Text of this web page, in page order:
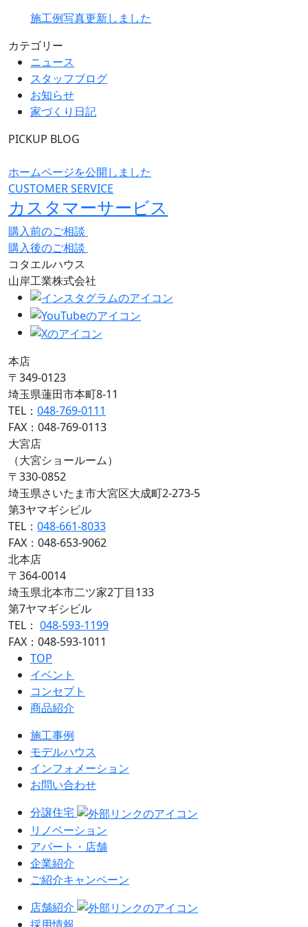
施工例写真更新しました
カテゴリー
ニュース
スタッフブログ
お知らせ
家づくり日記
PICKUP BLOG
ホームページを公開しました
CUSTOMER SERVICE
カスタマーサービス
購入前のご相談
購入後のご相談
コタエルハウス
山岸工業株式会社
本店
〒349-0123
埼玉県蓮田市本町8-11
TEL： 048-769-0111
FAX：048-769-0113
大宮店
（大宮ショールーム）
〒330-0852
埼玉県さいたま市大宮区大成町2-273-5
第3ヤマギシビル
TEL： 048-661-8033
FAX：048-653-9062
北本店
〒364-0014
埼玉県北本市二ツ家2丁目133
第7ヤマギシビル
TEL： 048-593-1199
FAX：048-593-1011
TOP
イベント
コンセプト
商品紹介
施工事例
モデルハウス
インフォメーション
お問い合わせ
分譲住宅
リノベーション
アパート・店舗
企業紹介
ご紹介キャンペーン
店舗紹介